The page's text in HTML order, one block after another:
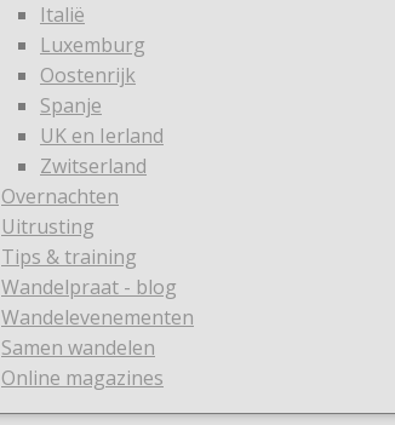
Italië
Luxemburg
Oostenrijk
Spanje
UK en Ierland
Zwitserland
Overnachten
Uitrusting
Tips & training
Wandelpraat - blog
Wandelevenementen
Samen wandelen
Online magazines